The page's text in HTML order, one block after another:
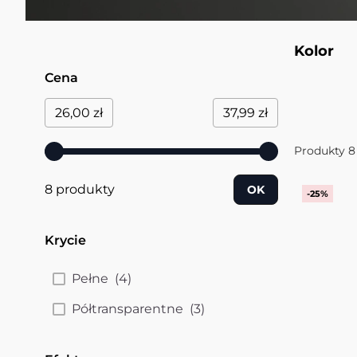
Cena
filter
Minimum value
26,00 zł Maksymalna wartość
37,99 zł
8 produkty OK
Krycie
Pełne (4products available
)
Półtransparentne (3products available
)
Kolor
Produkty 8
-25%